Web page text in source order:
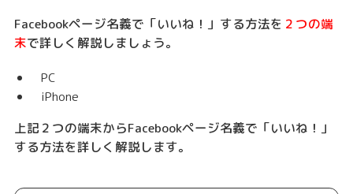
Facebookページ名義で「いいね！」する方法を ２つの端
末で詳しく解説しましょう。
PC
iPhone
上記２つの端末からFacebookページ名義で「いいね！」
する方法を詳しく解説します。